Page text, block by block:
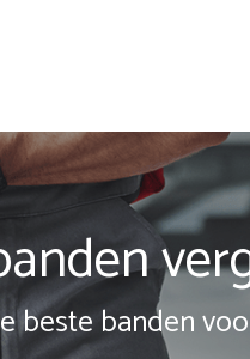
beste banden